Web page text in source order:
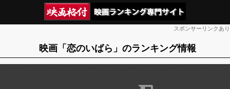
スポンサーリンクあり
映画「恋のいばら」のランキング情報